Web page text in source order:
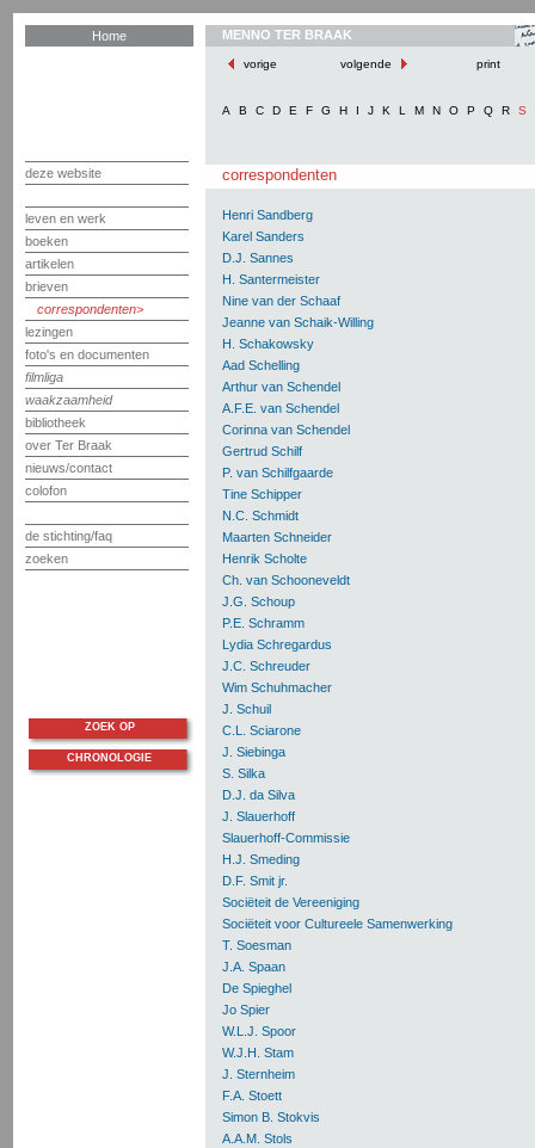
Home
deze website
leven en werk
boeken
artikelen
brieven
correspondenten
lezingen
foto's en documenten
filmliga
waakzaamheid
bibliotheek
over Ter Braak
nieuws/contact
colofon
de stichting/faq
zoeken
MENNO TER BRAAK
vorige volgende print
A B C D E F G H I J K L M N O P Q R S
correspondenten
Henri Sandberg
Karel Sanders
D.J. Sannes
H. Santermeister
Nine van der Schaaf
Jeanne van Schaik-Willing
H. Schakowsky
Aad Schelling
Arthur van Schendel
A.F.E. van Schendel
Corinna van Schendel
Gertrud Schilf
P. van Schilfgaarde
Tine Schipper
N.C. Schmidt
Maarten Schneider
Henrik Scholte
Ch. van Schooneveldt
J.G. Schoup
P.E. Schramm
Lydia Schregardus
J.C. Schreuder
Wim Schuhmacher
J. Schuil
C.L. Sciarone
J. Siebinga
S. Silka
D.J. da Silva
J. Slauerhoff
Slauerhoff-Commissie
H.J. Smeding
D.F. Smit jr.
Sociëteit de Vereeniging
Sociëteit voor Cultureele Samenwerking
T. Soesman
J.A. Spaan
De Spieghel
Jo Spier
W.L.J. Spoor
W.J.H. Stam
J. Sternheim
F.A. Stoett
Simon B. Stokvis
A.A.M. Stols
ZOEK OP
CHRONOLOGIE